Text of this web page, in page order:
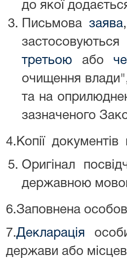
до якої
Письмовазаява
третьою або
очищення
та на
зазначеного
4.Копії документів
Оригінал
державною
6.Заповнена
7.Декларація
держави або